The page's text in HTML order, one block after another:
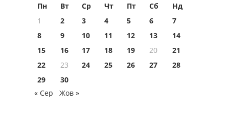
Пн Вт Ср Чт Пт Сб
Нд
1
2 3 4 5 6
7
8
9 10 11 12 13
14
15
16 17 18 19 20
21
22
23 24 25 26 27
28
29
30
« Сер
Жов »